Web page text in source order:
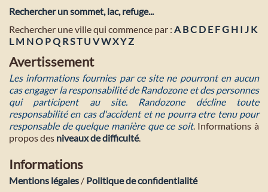
Rechercher un sommet, lac, refuge...
Rechercher une ville qui commence par : A BC D E FG H I J K
L M NO PQ RST U VWXYZ
Avertissement
Les informations fournies par ce site ne pourront en aucun
cas engager la responsabilité de Randozone et des personnes
qui participent au site. Randozone décline toute
responsabilité en cas d'accident et ne pourra etre tenu pour
responsable de quelque manière que ce soit. Informations à
propos des niveaux de difficulté.
Informations
Mentions légales / Politique de confidentialité